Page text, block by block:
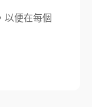
以便在每個